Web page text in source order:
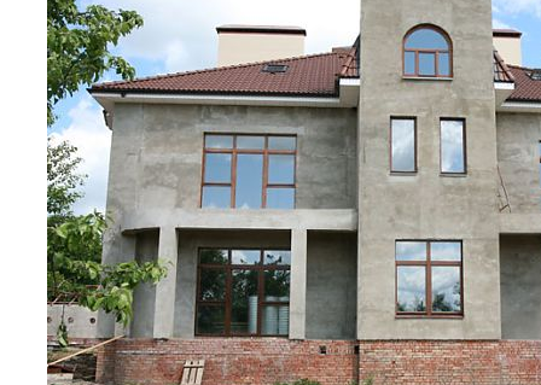
3D визуализация
Расширенный поиск по сайту